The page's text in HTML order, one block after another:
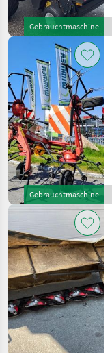
Gebrauchtmaschine
Gebrauchtmaschine